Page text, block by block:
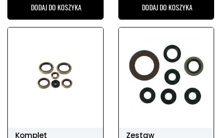
DODAJ DO KOSZYKA DODAJ DO KOSZYKA
Komplet Zestaw